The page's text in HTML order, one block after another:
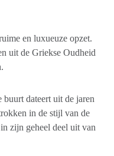
en luxueuze opzet.
uit de Griekse Oudheid
dateert uit de jaren
in de stijl van de
zijn geheel deel uit van